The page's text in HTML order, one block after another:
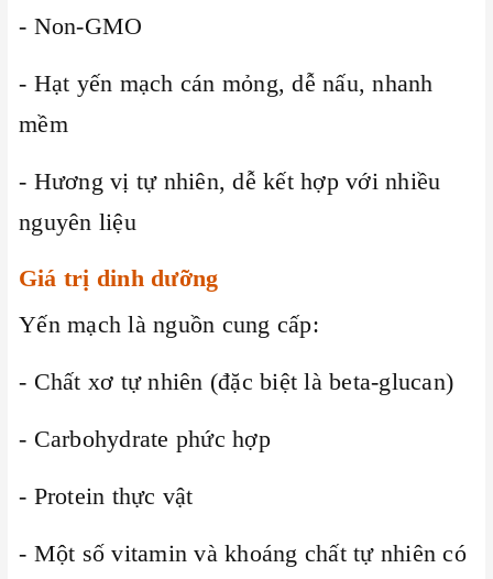
- Non-GMO
- Hạt yến mạch cán mỏng, dễ nấu, nhanh
mềm
- Hương vị tự nhiên, dễ kết hợp với nhiều
nguyên liệu
Giá trị dinh dưỡng
Yến mạch là nguồn cung cấp:
- Chất xơ tự nhiên (đặc biệt là beta-glucan)
- Carbohydrate phức hợp
- Protein thực vật
- Một số vitamin và khoáng chất tự nhiên có